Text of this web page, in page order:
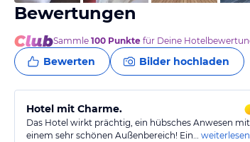
Bewertungen
Sammle 100 Punkte für Deine
Bewerten Bilder hochladen
Hotel mit Charme.
Das Hotel wirkt prächtig, ein hübsches Anwesen mit
einem sehr schönen Außenbereich! Ein… weiterlesen